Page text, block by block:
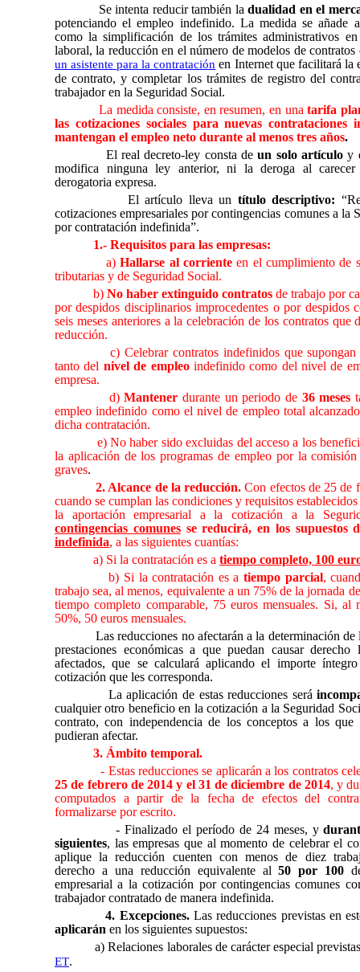
Se intenta reducir también ladualidad en el
potenciando el empleo indefinido. La medida se añade
como la simplificación de los trámites administrativos
laboral, la reducción en el número de modelos de contratos
un asistente para la contratación en Internet que facilitará la
de contrato, y completar los trámites de registro del
trabajador en la Seguridad Social.
La medida consiste, en resumen, en unatarifa
las cotizaciones sociales para nuevas contrataciones
mantengan el empleo neto durante al menos tres años.
El real decreto-ley consta deun solo artículoy
modifica ninguna ley anterior, ni la deroga al carecer
derogatoria expresa.
El artículo lleva un título descriptivo: “
cotizaciones empresariales por contingencias comunes a la
por contratación indefinida”.
1.- Requisitos para las empresas:
a)Hallarse al corriente en el cumplimiento de
tributarias y de Seguridad Social.
b) No haber extinguido contratos de trabajo por
por despidos disciplinarios improcedentes o por despidos
seis meses anteriores a la celebración de los contratos que
reducción.
c) Celebrar contratos indefinidos que
tanto del nivel de empleoindefinido como del nivel de
empresa.
d)Mantener durante un periodo de 36 meses
empleo indefinido como el nivel de empleo total
dicha contratación.
e) No haber sido excluidas del acceso a los
la aplicación de los programas de empleo por la
graves.
2. Alcance de la reducción.Con efectos de 25 de
cuando se cumplan las condiciones y requisitos
la aportación empresarial a la cotización a la
contingencias comunesse reducirá, en los supuestos
indefinida, a las siguientes cuantías:
a) Si la contratación es a tiempo completo, 100
b) Si la contratación es a tiempo parcial,
trabajo sea, al menos, equivalente a un 75% de la jornada
tiempo completo comparable, 75 euros mensuales. Si, al
50%, 50 euros mensuales.
Las reducciones no afectarán a la determinación de
prestaciones económicas a que puedan causar derecho
afectados, que se calculará aplicando el importe
cotización que les corresponda.
La aplicación de estas reducciones será
cualquier otro beneficio en la cotización a la Seguridad
contrato, con independencia de los conceptos a los que
pudieran afectar.
3. Ámbito temporal.
- Estas reducciones se aplicarán a los contratos
25 de febrero de 2014 y el 31 de diciembre de 2014, y
computados a partir de la fecha de efectos del
formalizarse por escrito.
- Finalizado el período de 24 meses, y
siguientes, las empresas que al momento de celebrar el
aplique la reducción cuenten con menos de diez
derecho a una reducción equivalente al50 por 100
empresarial a la cotización por contingencias comunes
trabajador contratado de manera indefinida.
4. Excepciones.Las reducciones previstas en
aplicarán en los siguientes supuestos:
a) Relaciones laborales de carácter especial
ET.